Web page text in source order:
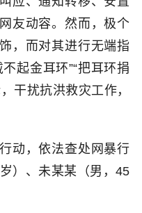
友动容。然而，极个
，而对其进行无端指
起金耳环”“把耳环捐
干扰抗洪救灾工作，
，依法查处网暴行
）、未某某（男，45